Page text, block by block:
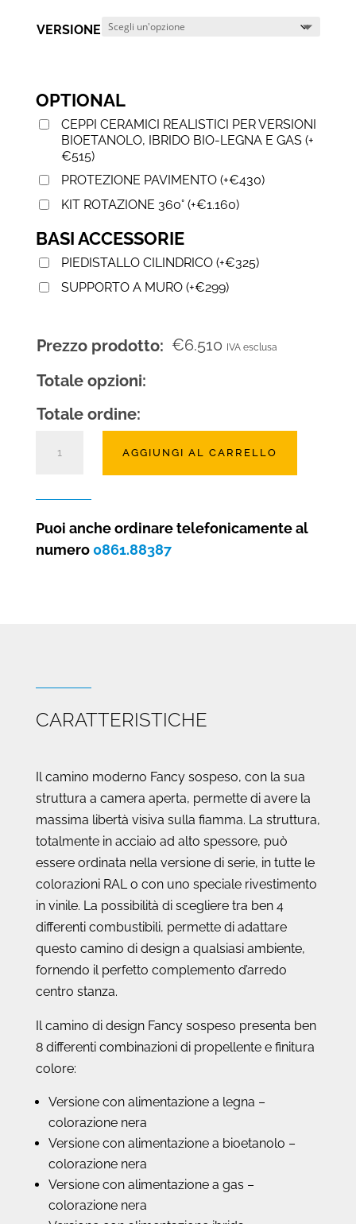
VERSIONE
OPTIONAL
CEPPI CERAMICI REALISTICI PER VERSIONI
BIOETANOLO, IBRIDO BIO-LEGNA E GAS (+
€515)
PROTEZIONE PAVIMENTO (+€430)
KIT ROTAZIONE 360° (+€1.160)
BASI ACCESSORIE
PIEDISTALLO CILINDRICO (+€325)
SUPPORTO A MURO (+€299)
Prezzo prodotto: €6.510 IVA esclusa
Totale opzioni:
Totale ordine:
aperto
quantità
AGGIUNGI AL CARRELLO
Puoi anche ordinare telefonicamente al
numero 0861.88387
CARATTERISTICHE
Il camino moderno Fancy sospeso, con la sua
struttura a camera aperta, permette di avere la
massima libertà visiva sulla fiamma. La struttura,
totalmente in acciaio ad alto spessore, può
essere ordinata nella versione di serie, in tutte le
colorazioni RAL o con uno speciale rivestimento
in vinile. La possibilità di scegliere tra ben 4
differenti combustibili, permette di adattare
questo camino di design a qualsiasi ambiente,
fornendo il perfetto complemento d’arredo
centro stanza.
Il camino di design Fancy sospeso presenta ben
8 differenti combinazioni di propellente e finitura
colore:
Versione con alimentazione a legna –
colorazione nera
Versione con alimentazione a bioetanolo –
colorazione nera
Versione con alimentazione a gas –
colorazione nera